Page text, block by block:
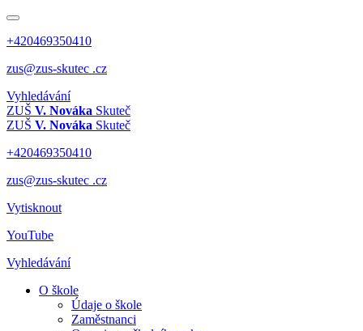
+420469350410
zus@zus-skutec .cz
Vyhledávání
ZUŠ V. Nováka Skuteč
ZUŠ V. Nováka Skuteč
+420469350410
zus@zus-skutec .cz
Vytisknout
YouTube
Vyhledávání
O škole
Údaje o škole
Zaměstnanci